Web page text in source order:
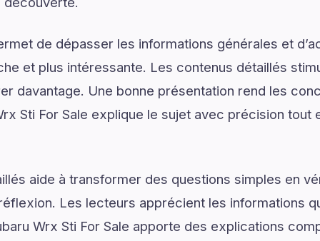
de dépasser les informations générales et
et plus intéressante. Les contenus détaillés
davantage. Une bonne présentation rend les
Sti For Sale explique le sujet avec précision tout
aide à transformer des questions simples en
Les lecteurs apprécient les informations
Wrx Sti For Sale apporte des explications